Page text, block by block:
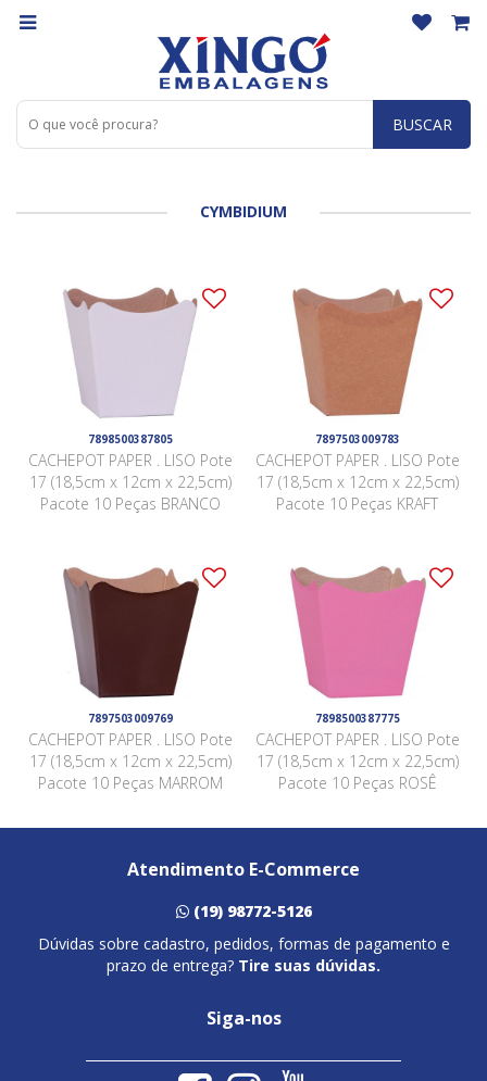
BUSCAR
CYMBIDIUM
7898500387805
CACHEPOT PAPER . LISO Pote
17 (18,5cm x 12cm x 22,5cm)
Pacote 10 Peças BRANCO
7897503009783
CACHEPOT PAPER . LISO Pote
17 (18,5cm x 12cm x 22,5cm)
Pacote 10 Peças KRAFT
7897503009769
CACHEPOT PAPER . LISO Pote
17 (18,5cm x 12cm x 22,5cm)
Pacote 10 Peças MARROM
7898500387775
CACHEPOT PAPER . LISO Pote
17 (18,5cm x 12cm x 22,5cm)
Pacote 10 Peças ROSÊ
Atendimento E-Commerce
(19) 98772-5126
Dúvidas sobre cadastro, pedidos, formas de pagamento e
prazo de entrega? Tire suas dúvidas.
Siga-nos